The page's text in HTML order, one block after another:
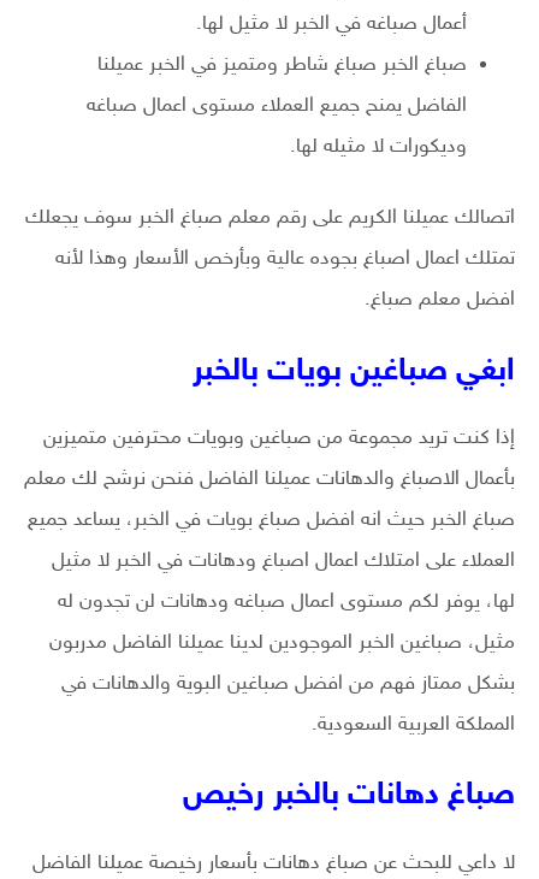
أعمال صباغه في الخبر لا مثيل لها.
صباغ الخبر صباغ شاطر ومتميز في الخبر عميلنا
الفاضل يمنح جميع العملاء مستوى اعمال صباغه
وديكورات لا مثيله لها.
اتصالك عميلنا الكريم على رقم معلم صباغ الخبر سوف يجعلك
تمتلك اعمال اصباغ بجوده عالية وبأرخص الأسعار وهذا لأنه
افضل معلم صباغ.
ابغي صباغين بويات بالخبر
إذا كنت تريد مجموعة من صباغين وبويات محترفين متميزين
بأعمال الاصباغ والدهانات عميلنا الفاضل فنحن نرشح لك معلم
صباغ الخبر حيث انه افضل صباغ بويات في الخبر، يساعد جميع
العملاء على امتلاك اعمال اصباغ ودهانات في الخبر لا مثيل
لها، يوفر لكم مستوى اعمال صباغه ودهانات لن تجدون له
مثيل، صباغين الخبر الموجودين لدينا عميلنا الفاضل مدربون
بشكل ممتاز فهم من افضل صباغين البوية والدهانات في
المملكة العربية السعودية.
صباغ دهانات بالخبر رخيص
لا داعي للبحث عن صباغ دهانات بأسعار رخيصة عميلنا الفاضل